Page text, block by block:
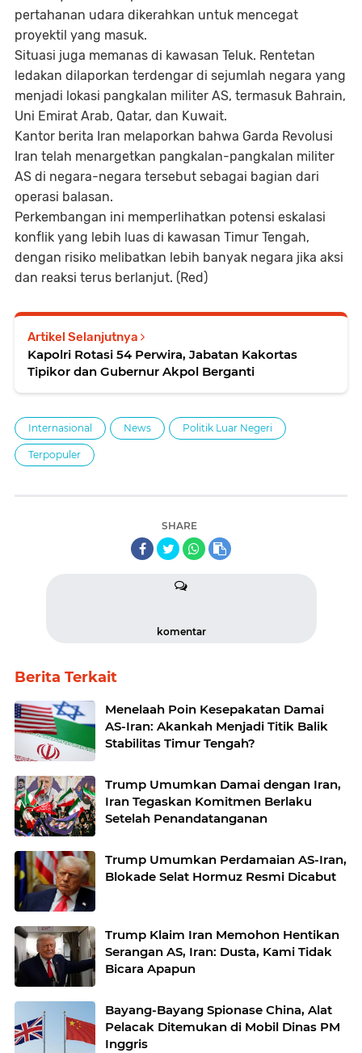
pertahanan udara dikerahkan untuk mencegat
proyektil yang masuk.
Situasi juga memanas di kawasan Teluk. Rentetan
ledakan dilaporkan terdengar di sejumlah negara yang
menjadi lokasi pangkalan militer AS, termasuk Bahrain,
Uni Emirat Arab, Qatar, dan Kuwait.
Kantor berita Iran melaporkan bahwa Garda Revolusi
Iran telah menargetkan pangkalan-pangkalan militer
AS di negara-negara tersebut sebagai bagian dari
operasi balasan.
Perkembangan ini memperlihatkan potensi eskalasi
konflik yang lebih luas di kawasan Timur Tengah,
dengan risiko melibatkan lebih banyak negara jika aksi
dan reaksi terus berlanjut. (Red)
Artikel Selanjutnya
Kapolri Rotasi 54 Perwira, Jabatan Kakortas
Tipikor dan Gubernur Akpol Berganti
Internasional News Politik Luar Negeri
Terpopuler
SHARE
komentar
Berita Terkait
Menelaah Poin Kesepakatan Damai
AS-Iran: Akankah Menjadi Titik Balik
Stabilitas Timur Tengah?
Trump Umumkan Damai dengan Iran,
Iran Tegaskan Komitmen Berlaku
Setelah Penandatanganan
Trump Umumkan Perdamaian AS-Iran,
Blokade Selat Hormuz Resmi Dicabut
Trump Klaim Iran Memohon Hentikan
Serangan AS, Iran: Dusta, Kami Tidak
Bicara Apapun
Bayang-Bayang Spionase China, Alat
Pelacak Ditemukan di Mobil Dinas PM
Inggris